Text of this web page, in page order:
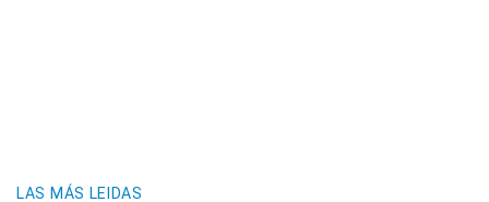
LAS MÁS LEIDAS